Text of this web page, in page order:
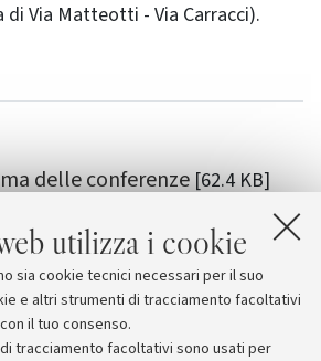
utilizza i cookie
sia cookie tecnici necessari per il suo
e altri strumenti di tracciamento facoltativi
il tuo consenso.
tracciamento facoltativi sono usati per
Via Matteotti - Via Carracci).
delle conferenze[62.4 KB]
dell'Orientamento
dell'Università di